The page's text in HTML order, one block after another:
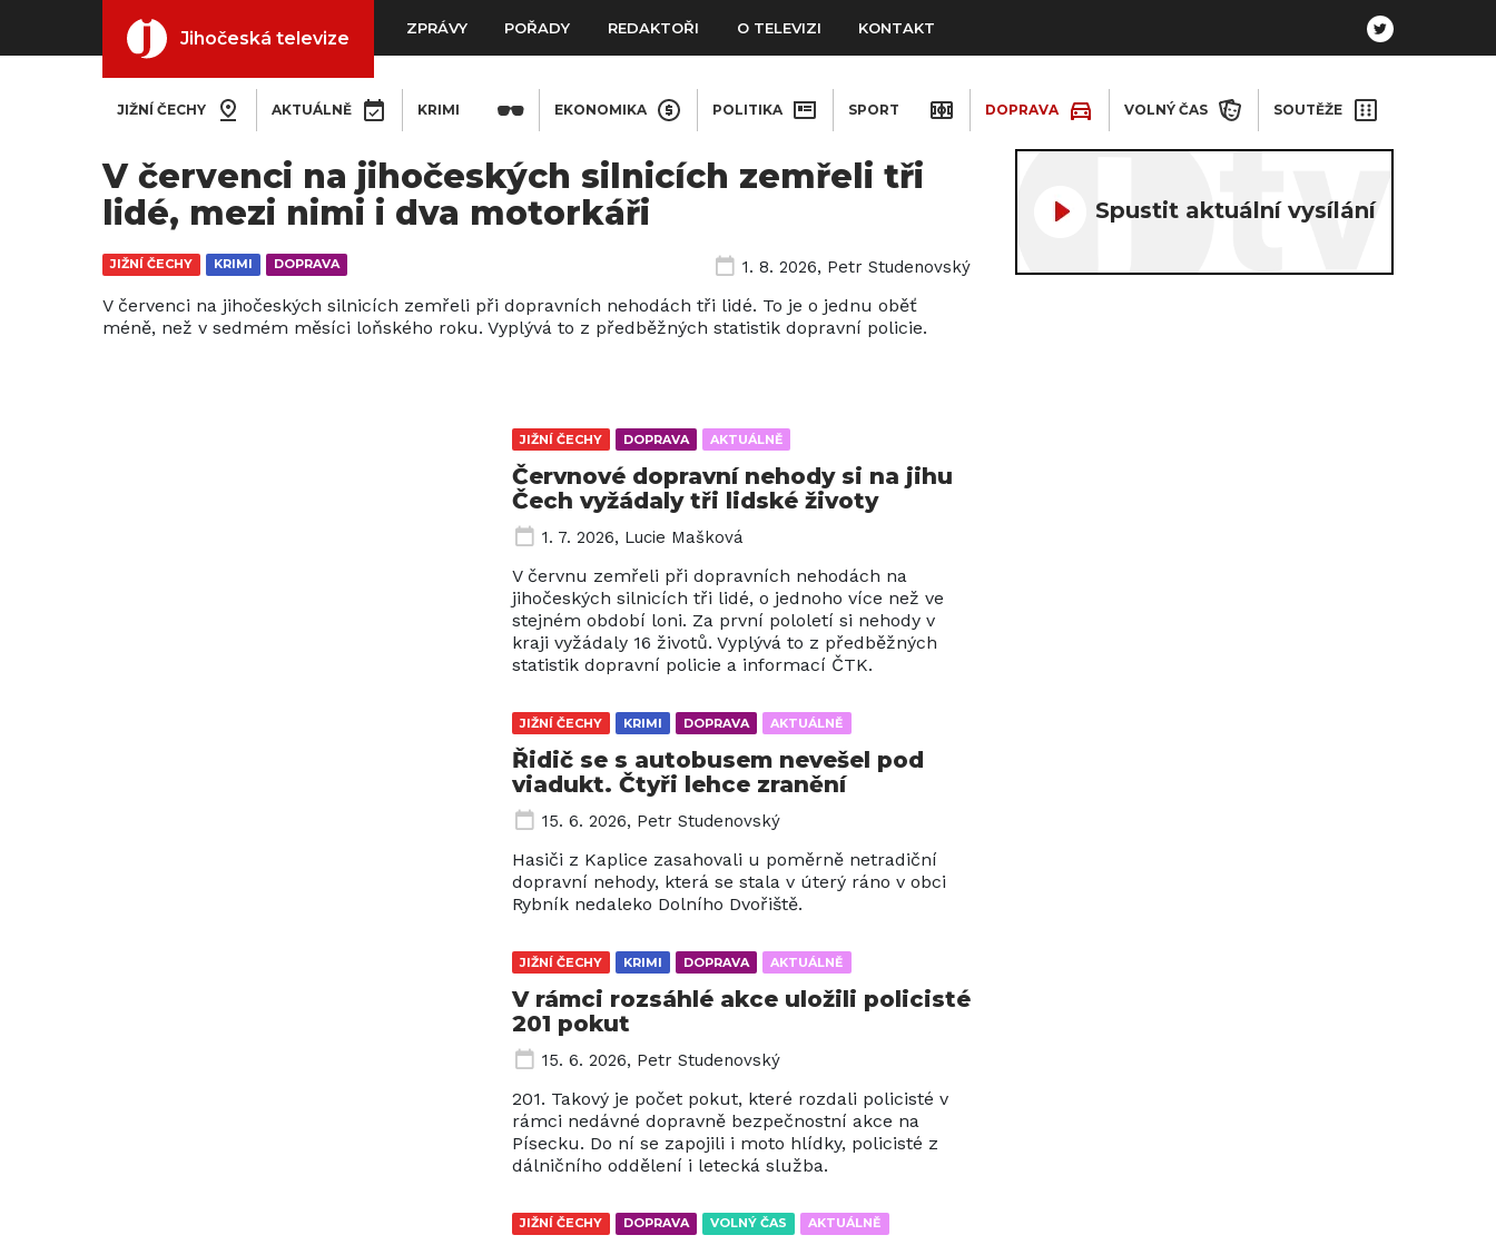
Jihočeská televize
ZPRÁVY POŘADY REDAKTOŘI O TELEVIZI KONTAKT
JIŽNÍ ČECHY AKTUÁLNĚ KRIMI EKONOMIKA POLITIKA SPORT DOPRAVA VOLNÝ ČAS SOUTĚŽE
JIŽNÍ ČECHY KRIMI DOPRAVA
V červenci na jihočeských silnicích zemřeli tři
lidé, mezi nimi i dva motorkáři
1. 8. 2026, Petr Studenovský
V červenci na jihočeských silnicích zemřeli při dopravních nehodách tři lidé. To je o jednu oběť
méně, než v sedmém měsíci loňského roku. Vyplývá to z předběžných statistik dopravní policie.
JIŽNÍ ČECHY DOPRAVA AKTUÁLNĚ
Červnové dopravní nehody si na jihu
Čech vyžádaly tři lidské životy
1. 7. 2026, Lucie Mašková
V červnu zemřeli při dopravních nehodách na
jihočeských silnicích tři lidé, o jednoho více než ve
stejném období loni. Za první pololetí si nehody v
kraji vyžádaly 16 životů. Vyplývá to z předběžných
statistik dopravní policie a informací ČTK.
JIŽNÍ ČECHY KRIMI DOPRAVA AKTUÁLNĚ
Řidič se s autobusem nevešel pod
viadukt. Čtyři lehce zranění
15. 6. 2026, Petr Studenovský
Hasiči z Kaplice zasahovali u poměrně netradiční
dopravní nehody, která se stala v úterý ráno v obci
Rybník nedaleko Dolního Dvořiště.
JIŽNÍ ČECHY KRIMI DOPRAVA AKTUÁLNĚ
V rámci rozsáhlé akce uložili policisté
201 pokut
15. 6. 2026, Petr Studenovský
201. Takový je počet pokut, které rozdali policisté v
rámci nedávné dopravně bezpečnostní akce na
Písecku. Do ní se zapojili i moto hlídky, policisté z
dálničního oddělení i letecká služba.
JIŽNÍ ČECHY DOPRAVA VOLNÝ ČAS AKTUÁLNĚ
Spustit aktuální vysílání